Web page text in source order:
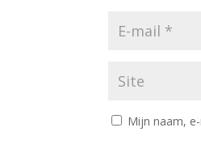
Mijn naam,